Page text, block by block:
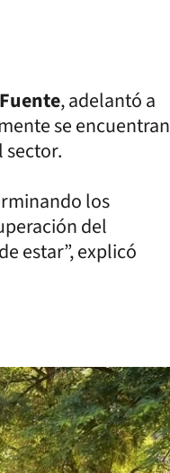
, adelantó a
se encuentran
los
del
estar”, explicó